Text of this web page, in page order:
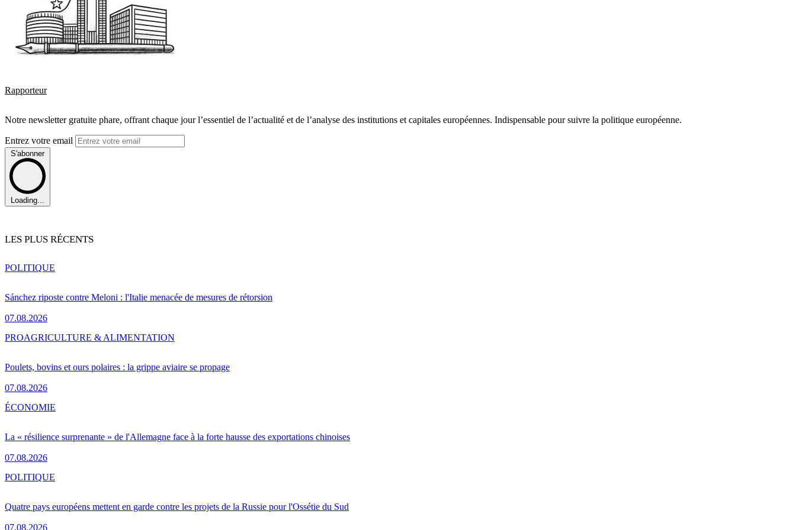
Rapporteur
Notre newsletter gratuite phare, offrant chaque jour l’essentiel de l’actualité et de l’analyse des institutions et capitales européennes. Indispensable pour suivre la politique européenne.
Entrez votre email
S'abonner
Loading...
LES PLUS RÉCENTS
Sánchez riposte contre Meloni : l'Italie menacée de mesures de rétorsion
07.08.2026
POLITIQUE
Poulets, bovins et ours polaires : la grippe aviaire se propage
07.08.2026
PROAGRICULTURE & ALIMENTATION
La « résilience surprenante » de l'Allemagne face à la forte hausse des exportations chinoises
07.08.2026
ÉCONOMIE
Quatre pays européens mettent en garde contre les projets de la Russie pour l'Ossétie du Sud
07.08.2026
POLITIQUE